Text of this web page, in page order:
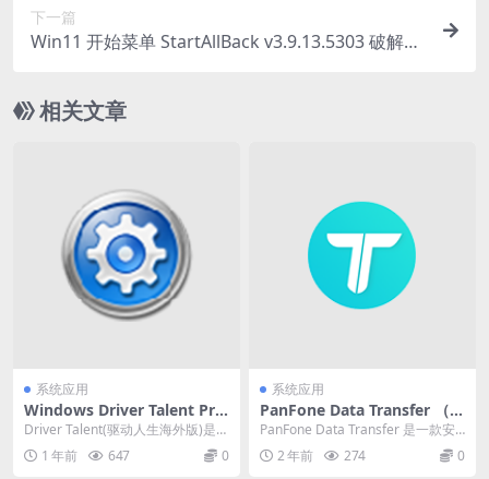
下一篇
Win11 开始菜单 StartAllBack v3.9.13.5303 破解注
相关文章
系统应用
Windows Driver Talent Pro
（驱动人生v8.1.11.60 单文件
绿色破解版）
Driver Talent(驱动人生海外版)是一
款专业的驱动更新软件,功能包括:...
1 年前 647 0
系统应用
PanFone Data Transfer （手
机数据备份) v1.5 中文破解版
PanFone Data Transfer 是一款安
卓手机数据备份恢复软件。该软...
2 年前 274 0